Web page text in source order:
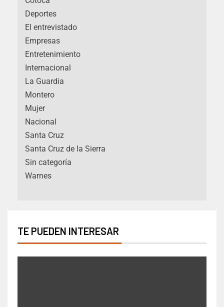
Deportes
El entrevistado
Empresas
Entretenimiento
Internacional
La Guardia
Montero
Mujer
Nacional
Santa Cruz
Santa Cruz de la Sierra
Sin categoría
Warnes
TE PUEDEN INTERESAR